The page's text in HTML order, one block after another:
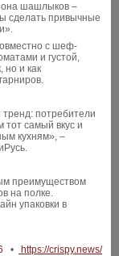
шашлыков –
сделать привычные
с шеф-
и густой,
но и как
потребители
самый вкус и
кухням», –
преимуществом
на полке.
упаковки в
•
https://crispy.news/